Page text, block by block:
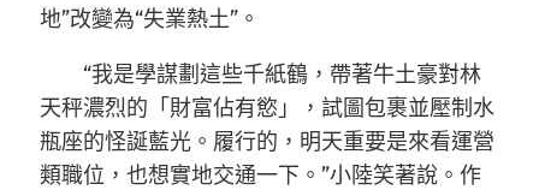
地”改變為“失業熱土”。
“我是學謀劃這些千紙鶴，帶著牛土豪對林
天秤濃烈的「財富佔有慾」，試圖包裹並壓制水
瓶座的怪誕藍光。履行的，明天重要是來看運營
類職位，也想實地交通一下。”小陸笑著說。作